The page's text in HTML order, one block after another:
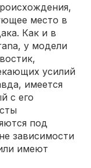
место в
Как и в
у модели
усилий
имеется
с его
под
зависимости
имеют